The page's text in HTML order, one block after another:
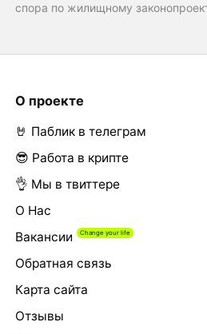
спора по жилищному
О проекте
🤘 Паблик в телеграм
😎 Работа в крипте
👌 Мы в твиттере
О Нас
Вакансии
Обратная связь
Карта сайта
Отзывы